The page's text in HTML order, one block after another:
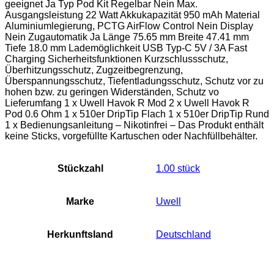
geeignet Ja Typ Pod Kit Regelbar Nein Max.
Ausgangsleistung 22 Watt Akkukapazität 950 mAh Material
Aluminiumlegierung, PCTG AirFlow Control Nein Display
Nein Zugautomatik Ja Länge 75.65 mm Breite 47.41 mm
Tiefe 18.0 mm Lademöglichkeit USB Typ-C 5V / 3A Fast
Charging Sicherheitsfunktionen Kurzschlussschutz,
Überhitzungsschutz, Zugzeitbegrenzung,
Überspannungsschutz, Tiefentladungsschutz, Schutz vor zu
hohen bzw. zu geringen Widerständen, Schutz vo
Lieferumfang 1 x Uwell Havok R Mod 2 x Uwell Havok R
Pod 0.6 Ohm 1 x 510er DripTip Flach 1 x 510er DripTip Rund
1 x Bedienungsanleitung – Nikotinfrei – Das Produkt enthält
keine Sticks, vorgefüllte Kartuschen oder Nachfüllbehälter.
Stückzahl ‎1.00 stück
Marke Uwell
Herkunftsland ‎Deutschland